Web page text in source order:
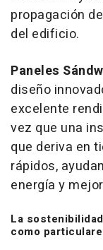
propagación
del edificio.
Paneles
diseño
excelente
vez que una
que deriva en
rápidos,
energía y
La
como